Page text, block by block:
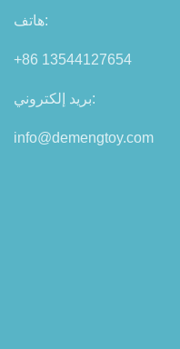
هاتف:
+86 13544127654
بريد إلكتروني:
info@demengtoy.com